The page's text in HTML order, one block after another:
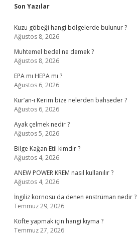
Sidebar
Son Yazılar
Kuzu göbeği hangi bölgelerde bulunur ?
Ağustos 8, 2026
Muhtemel bedel ne demek ?
Ağustos 8, 2026
EPA mı HEPA mı ?
Ağustos 6, 2026
Kur’an-ı Kerim bize nelerden bahseder ?
Ağustos 6, 2026
Ayak çelmek nedir ?
Ağustos 5, 2026
Bilge Kağan Etil kimdir ?
Ağustos 4, 2026
ANEW POWER KREM nasıl kullanılır ?
Ağustos 4, 2026
İngiliz kornosu da denen enstrüman nedir ?
Temmuz 29, 2026
Köfte yapmak için hangi kıyma ?
Temmuz 27, 2026